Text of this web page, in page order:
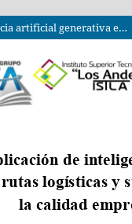
Evaluación de la aplicación de inteligencia artificial generativa en la planificación de rutas logísticas y su influencia en la gestión de la calidad empresarial.